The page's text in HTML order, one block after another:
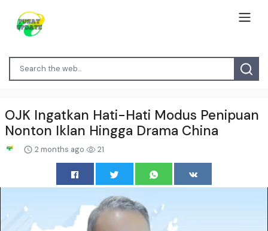
OJK Ingatkan Hati-Hati Modus Penipuan
Nonton Iklan Hingga Drama China
2 months ago 21